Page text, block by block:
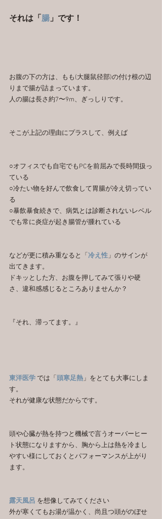
それは「腸 」です！
お腹の下の方は、もも(大腿鼠径部)の付け根の辺
りまで腸が詰まっています。
人の腸は長さ約7〜9m、ぎっしりです。
そこが上記の理由にプラスして、例えば
○オフィスでも自宅でもPCを前屈みで長時間扱っ
ている
○冷たい物を好んで飲食して胃腸が冷え切ってい
る
○暴飲暴食続きで、病気とは診断されないレベル
でも常に炎症が起き腸管が腫れている
などが更に積み重なると「 冷え性」のサインが
出てきます。
ドキッとした方、お腹を押してみて張りや硬
さ、違和感感じるところありませんか？
『それ、滞ってます。』
東洋医学 では「 頭寒足熱」をとても大事にしま
す。
それが健康な状態だからです。
頭や心臓が熱を持つと機械で言うオーバーヒー
ト状態になりますから、胸から上は熱を冷まし
やすい様にしておくとパフォーマンスが上がり
ます。
露天風呂 を想像してみてください
外が寒くてもお湯が温かく、尚且つ頭がのぼせ